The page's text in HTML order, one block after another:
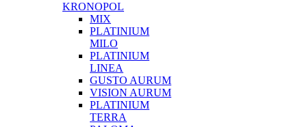
KRONOPOL
MIX
PLATINIUM
MILO
PLATINIUM
LINEA
GUSTO AURUM
VISION AURUM
PLATINIUM
TERRA